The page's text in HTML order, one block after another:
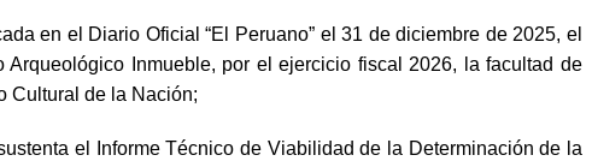
en el Diario Oficial “El Peruano” el 31 de diciembre de 2025, el
Inmueble, por el ejercicio fiscal 2026, la facultad de
Cultural de la Nación;
el Informe Técnico de Viabilidad de la Determinación de la